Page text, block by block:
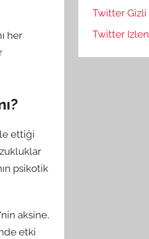
her
ettiği
psikotik
aksine,
etki
Twitter Gizli
Twitter